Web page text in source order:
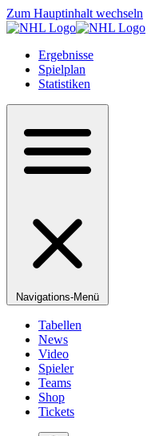
Zum Hauptinhalt wechseln
Ergebnisse
Spielplan
Statistiken
Navigations-Menü
Tabellen
News
Video
Spieler
Teams
Shop
Tickets